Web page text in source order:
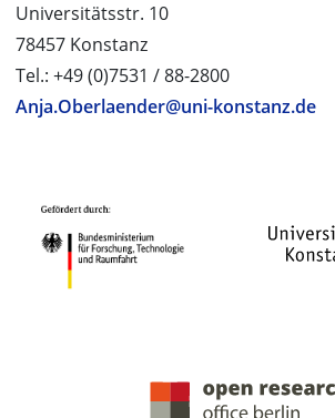
Universitätsstr. 10
78457 Konstanz
Tel.: +49 (0)7531 / 88-2800
Anja.Oberlaender@uni-konstanz.de